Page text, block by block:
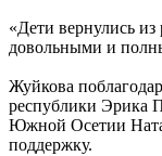
«Дети вернулись
довольными и
Жуйкова
республики Эрика
Южной Осетии
поддержку.